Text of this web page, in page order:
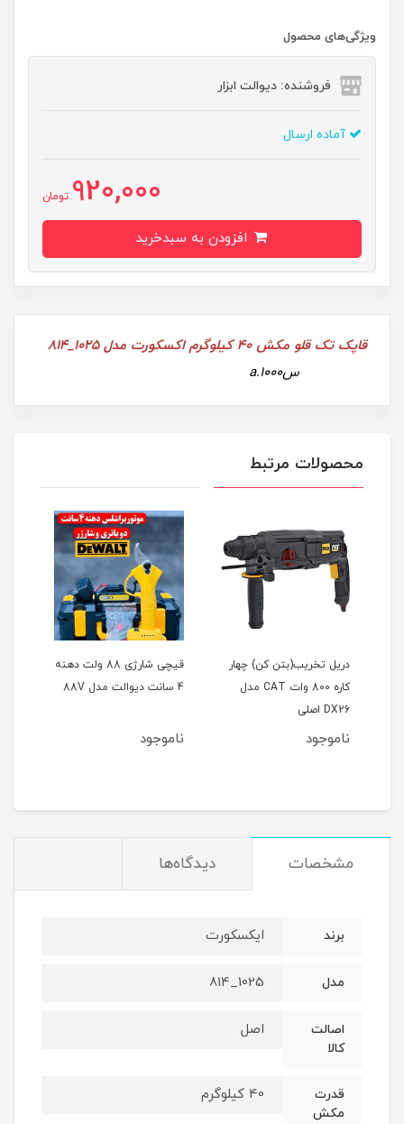
ویژگی‌های محصول
فروشنده: دیوالت ابزار
آماده ارسال
920,000 تومان
سa.1000
محصولات مرتبط
دریل تخریب(بتن کن) چهار
کاره 800 وات CAT مدل
DX26 اصلی
ناموجود
قیچی شارژی 88 ولت دهنه
4 سانت دیوالت مدل 88V
ناموجود
مشخصات دیدگاه‌ها
برند ایکسکورت
مدل 1025_814
اصالت
کالا
اصل
قدرت
مکش
40 کیلوگرم